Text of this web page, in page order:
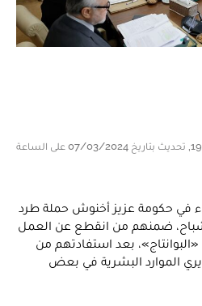
في 07/03/2024 على الساعة 19:30, تحديث بتاريخ 07/03/2024 على الساعة
في حكومة عزيز أخنوش حملة طرد
ضمنهم من انقطع عن العمل
بعد استفادتهم من
الموارد البشرية في بعض